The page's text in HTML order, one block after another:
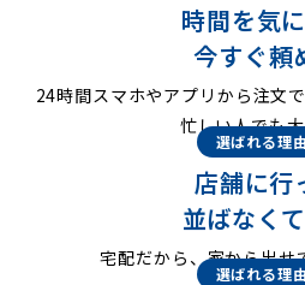
時間を気
今すぐ頼
24時間スマホやアプリから注文
忙しい人でも大
選ばれる理
店舗に行
並ばなく
宅配だから、家から出せ
選ばれる理